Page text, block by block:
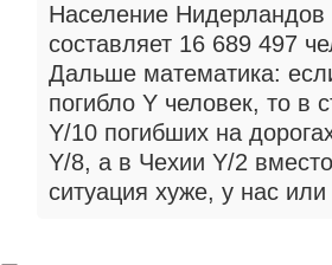
Население Нидерландов
составляет 16 689 497
Дальше математика:
погибло Y человек, то в
Y/10 погибших на
Y/8, а в Чехии Y/2
ситуация хуже, у нас